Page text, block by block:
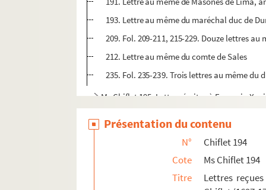
193. Lettre au même du maréchal duc de
209. Fol. 209-211, 215-229. Douze lettres
212. Lettre au même du comte de Sales
235. Fol. 235-239. Trois lettres au même
Ms Chiflet 195. Lettres écrites à François-
Présentation du contenu
N°
Chiflet 194
Cote
Ms Chiflet 194
Titre
Lettres